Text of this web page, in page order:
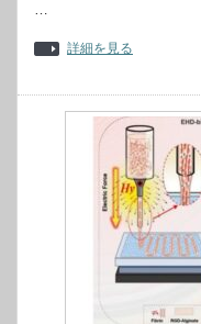
…
詳細を見る